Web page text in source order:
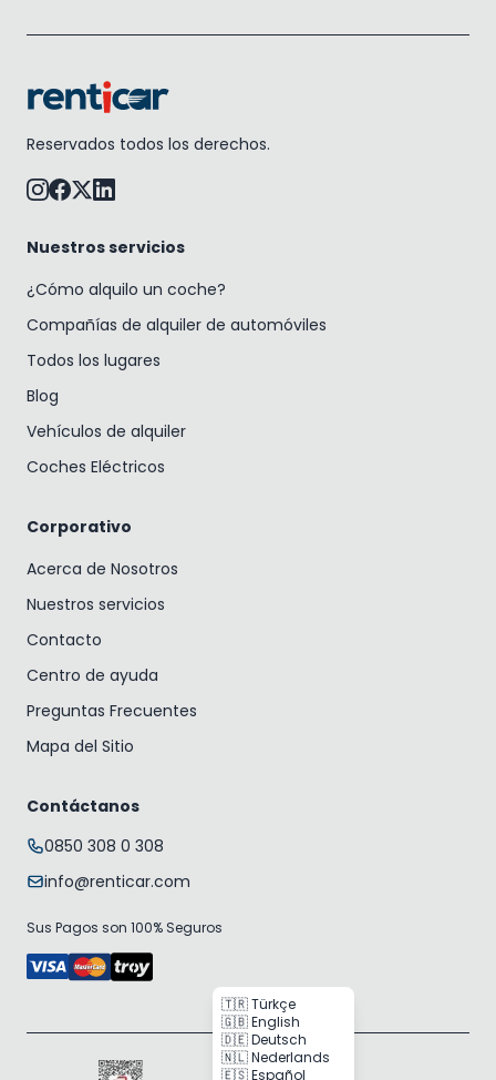
Reservados todos los derechos.
Nuestros servicios
¿Cómo alquilo un coche?
Compañías de alquiler de automóviles
Todos los lugares
Blog
Vehículos de alquiler
Coches Eléctricos
Corporativo
Acerca de Nosotros
Nuestros servicios
Contacto
Centro de ayuda
Preguntas Frecuentes
Mapa del Sitio
Contáctanos
0850 308 0 308
info@renticar.com
Sus Pagos son 100% Seguros
🇹🇷 Türkçe
🇬🇧 English
🇩🇪 Deutsch
🇳🇱 Nederlands
🇪🇸 Español